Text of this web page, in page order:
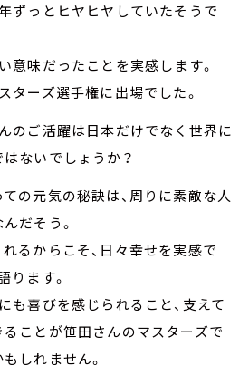
ずっとヒヤヒヤしていたそうで
意味だったことを実感します。
ターズ選手権に出場でした。
のご活躍は日本だけでなく世界に
ないでしょうか？
の元気の秘訣は、周りに素敵な人
だそう。
るからこそ、日々幸せを実感で
ります。
も喜びを感じられること、支えて
ことが笹田さんのマスターズで
しれません。